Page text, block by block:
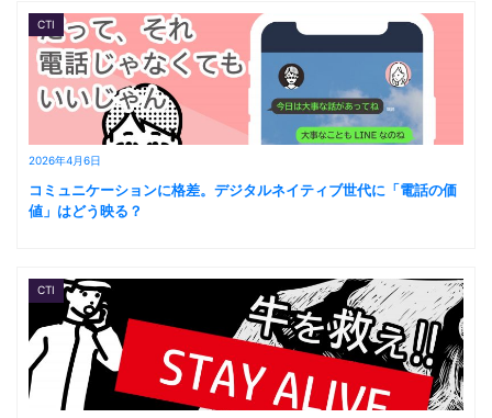
2026年4月6日
CTI
コミュニケーションに格差。デジタルネイティブ世代に「電話の価
値」はどう映る？
CTI